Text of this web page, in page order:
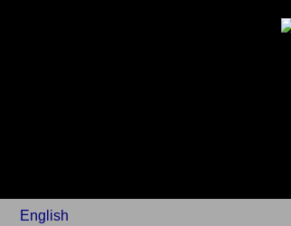
English